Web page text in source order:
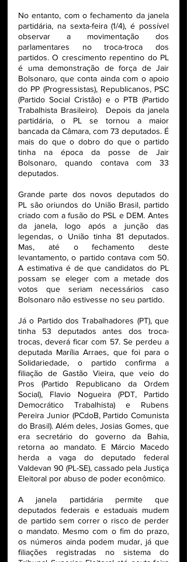
No entanto, com o fechamento da janela
partidária, na sexta-feira (1/4), é possível
observar a movimentação dos
parlamentares no troca-troca dos
partidos. O crescimento repentino do PL
é uma demonstração de força de Jair
Bolsonaro, que conta ainda com o apoio
do PP (Progressistas), Republicanos, PSC
(Partido Social Cristão) e o PTB (Partido
Trabalhista Brasileiro).  Depois da janela
partidária, o PL se tornou a maior
bancada da Câmara, com 73 deputados. É
mais do que o dobro do que o partido
tinha na época da posse de Jair
Bolsonaro, quando contava com 33
deputados.
Grande parte dos novos deputados do
PL são oriundos do União Brasil, partido
criado com a fusão do PSL e DEM. Antes
da janela, logo após a junção das
legendas, o União tinha 81 deputados.
Mas, até o fechamento deste
levantamento, o partido contava com 50.
A estimativa é de que candidatos do PL
possam se eleger com a metade dos
votos que seriam necessários caso
Bolsonaro não estivesse no seu partido.
Já o Partido dos Trabalhadores (PT), que
tinha 53 deputados antes dos troca-
trocas, deverá ficar com 57. Se perdeu a
deputada Marília Arraes, que foi para o
Solidariedade, o partido confirma a
filiação de Gastão Vieira, que veio do
Pros (Partido Republicano da Ordem
Social), Flavio Nogueira (PDT, Partido
Democrático Trabalhista) e Rubens
Pereira Junior (PCdoB, Partido Comunista
do Brasil). Além deles, Josias Gomes, que
era secretário do governo da Bahia,
retorna ao mandato. E Márcio Macedo
herda a vaga do deputado federal
Valdevan 90 (PL-SE), cassado pela Justiça
Eleitoral por abuso de poder econômico.
A janela partidária permite que
deputados federais e estaduais mudem
de partido sem correr o risco de perder
o mandato. Mesmo com o fim do prazo,
os números ainda podem mudar, já que
filiações registradas no sistema do